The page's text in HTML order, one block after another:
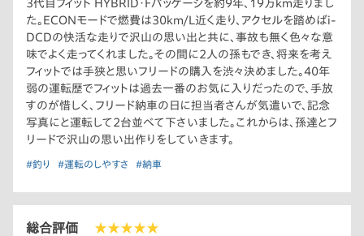
3代目フィット HYBRID･Fパッケージを約9年、19万km走りまし
た。ECONモードで燃費は30km/L近く走り、アクセルを踏めばi-
DCDの快活な走りで沢山の思い出と共に、事故も無く色々な意
味でよく走ってくれました。その間に2人の孫もでき、将来を考え
フィットでは手狭と思いフリードの購入を渋々決めました。40年
弱の運転歴でフィットは過去一番のお気に入りだったので、手放
すのが惜しく、フリード納車の日に担当者さんが気遣いで、記念
写真にと運転して2台並べて下さいました。これからは、孫達とフ
リードで沢山の思い出作りをしていきます。
#釣り #運転のしやすさ #納車
総合評価 ★★★★★